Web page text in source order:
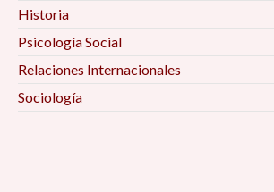
Historia
Psicología Social
Relaciones Internacionales
Sociología